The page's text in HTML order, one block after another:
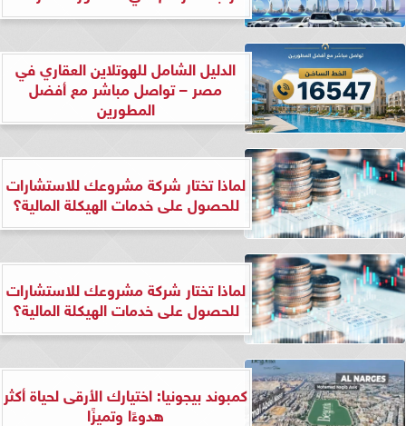
الدليل الشامل للهوتلاين العقاري في
مصر – تواصل مباشر مع أفضل
المطورين
لماذا تختار شركة مشروعك للاستشارات
للحصول على خدمات الهيكلة المالية؟
لماذا تختار شركة مشروعك للاستشارات
للحصول على خدمات الهيكلة المالية؟
كمبوند بيجونيا: اختيارك الأرقى لحياة أكثر
هدوءًا وتميزًا